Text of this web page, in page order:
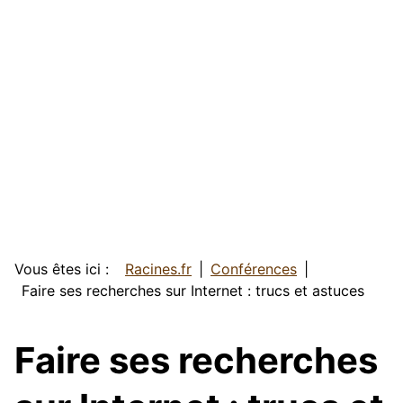
Vous êtes ici : Racines.fr
Conférences
Faire ses recherches sur Internet : trucs et astuces
Faire ses recherches